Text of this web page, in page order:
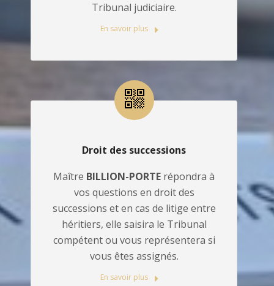
Tribunal judiciaire.
En savoir plus
Droit des successions
Maître BILLION-PORTE répondra à
vos questions en droit des
successions et en cas de litige entre
héritiers, elle saisira le Tribunal
compétent ou vous représentera si
vous êtes assignés.
En savoir plus